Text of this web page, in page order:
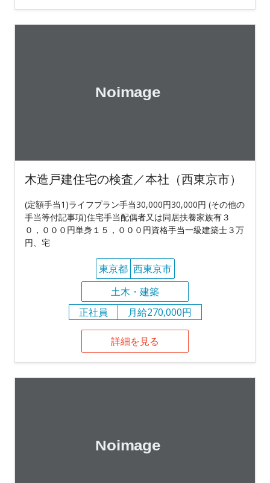
木造戸建住宅の検査／本社（西東京市）
(定額手当1)ライフプラン手当30,000円30,000円 (その他の
手当等付記事項)住宅手当配偶者又は同居扶養家族有３
０，０００円単身１５，０００円資格手当一級建築士３万
円、宅
東京都 西東京市
土木・建築
正社員
月給270,000円
詳細を見る